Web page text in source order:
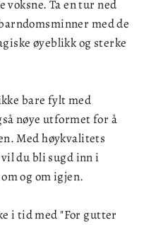
voksne. Ta en tur ned
med de
øyeblikk og sterke
bare fylt med
nøye utformet for å
Med høykvalitets
du bli sugd inn i
og om igjen.
i tid med "For gutter